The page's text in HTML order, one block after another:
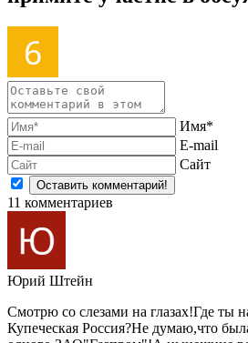
Имя*
E-mail
Сайт
11 комментариев
Юрий Штейн
Смотрю со слезами на глазах!Где ты
Купеческая Россия?Не думаю,что